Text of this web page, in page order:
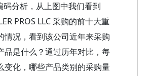
码分析，从上图中我们看到
PROS LLC 采购的前十大重
情况，看到该公司近年来采购
品是什么？通过历年对比，每
变化，哪些产品类别的采购量